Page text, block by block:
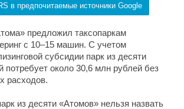
в предпочитаемые источники Google
предложил таксопаркам
с 10–15 машин. С учетом
субсидии парк из десяти
потребует около 30,6 млн рублей без
расходов.
из десяти «Атомов» нельзя назвать